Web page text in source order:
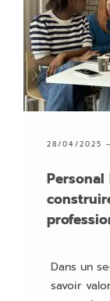
28/04/2025
Dans un
savoir